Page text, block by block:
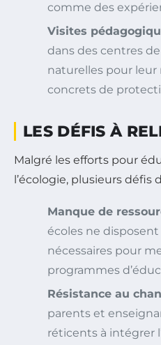
comme des
Visites
dans des centres
naturelles pour
concrets de
LES DÉFIS À
Malgré les efforts pour
l’écologie, plusieurs défis
Manque de
écoles ne
nécessaires pour
programmes
Résistance au
parents et
réticents à intégrer